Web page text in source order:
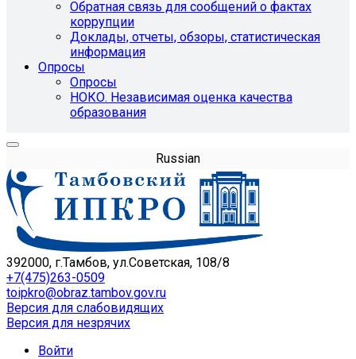
Обратная связь для сообщений о фактах
коррупции
Доклады, отчеты, обзоры, статистическая
информация
Опросы
Опросы
НОКО. Независимая оценка качества
образования
Russian
392000, г.Тамбов, ул.Советская, 108/8
+7(475)263-0509
toipkro@obraz.tambov.gov.ru
Версия для слабовидящих
Версия для незрячих
Войти